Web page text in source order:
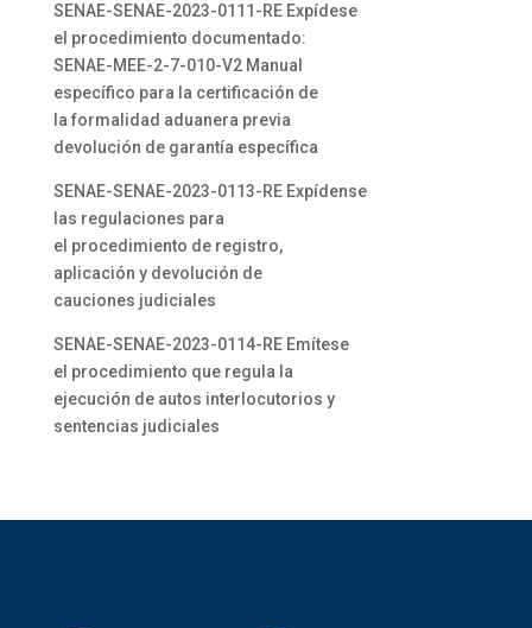
SENAE-SENAE-2023-0111-RE Expídese
el procedimiento documentado:
SENAE-MEE-2-7-010-V2 Manual
específico para la certificación de
la formalidad aduanera previa
devolución de garantía específica
SENAE-SENAE-2023-0113-RE Expídense
las regulaciones para
el procedimiento de registro,
aplicación y devolución de
cauciones judiciales
SENAE-SENAE-2023-0114-RE Emítese
el procedimiento que regula la
ejecución de autos interlocutorios y
sentencias judiciales